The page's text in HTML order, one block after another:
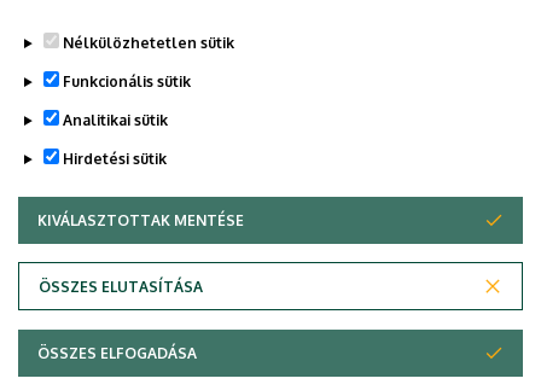
Legutóbbi frissítés: 2023. 03. 06. 15:50
Adatvédelem
Copyright © 2026 Unideb
Nélkülözhetetlen sütik
Funkcionális sütik
Analitikai sütik
Hirdetési sütik
KIVÁLASZTOTTAK MENTÉSE
ÖSSZES ELUTASÍTÁSA
WITHDRAW CONSENT
ÖSSZES ELFOGADÁSA